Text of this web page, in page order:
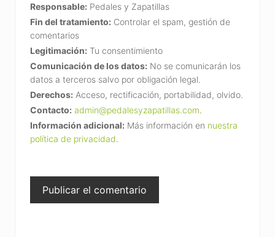
Responsable: Pedales y Zapatillas
Fin del tratamiento: Controlar el spam, gestión de
comentarios
Legitimación: Tu consentimiento
Comunicación de los datos: No se comunicarán los
datos a terceros salvo por obligación legal.
Derechos: Acceso, rectificación, portabilidad, olvido.
Contacto: admin@pedalesyzapatillas.com.
Información adicional: Más información en nuestra
política de privacidad.